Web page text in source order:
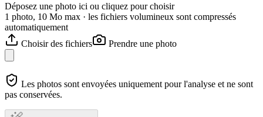
Déposez une photo ici ou cliquez pour choisir
1 photo, 10 Mo max · les fichiers volumineux sont compressés
automatiquement
Choisir des fichiers
Prendre une photo
Les photos sont envoyées uniquement pour l'analyse et ne sont
pas conservées.